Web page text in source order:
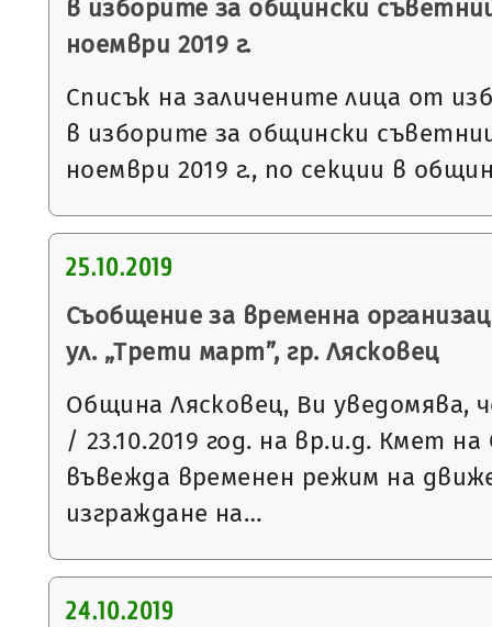
в изборите за общински
ноември 2019 г.
Списък на заличените лица от
в изборите за общински
ноември 2019 г., по секции в
25.10.2019
Съобщение за временна
ул. „Трети март”, гр. Лясковец
Община Лясковец, Ви уведомява,
/ 23.10.2019 год. на вр.и.д. Кмет
въвежда временен режим на
изграждане на…
24.10.2019